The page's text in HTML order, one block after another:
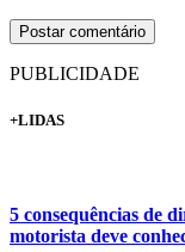
PUBLICIDADE
+LIDAS
5 consequências de
motorista deve